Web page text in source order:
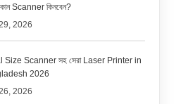
Scanner কিনবেন?
2026
Size Scanner সহ সেরা Laser Printer in
2026
2026